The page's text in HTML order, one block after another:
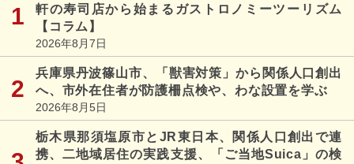
軒の寿司店から始まるガストロノミーツーリズム
【コラム】
2026年8月7日
兵庫県丹波篠山市、「獣害対策」から関係人口創出
へ、市外在住者が防護柵点検や、わな設置を学ぶ
2026年8月5日
栃木県那須塩原市とJR東日本、関係人口創出で連
携、二地域居住の実践支援、「ご当地Suica」の検